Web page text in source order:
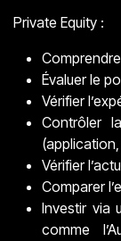
Private Equity :
Évaluer le
Vérifier
Contrôler
Vérifier
Comparer
Investir via
comme